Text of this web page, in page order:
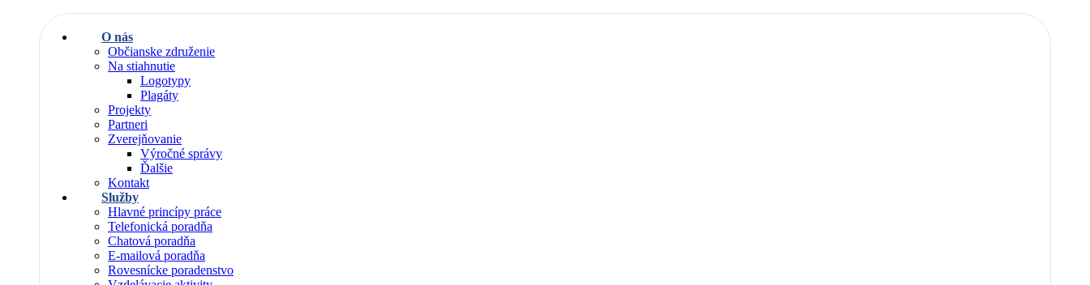
O nás
Občianske združenie
Na stiahnutie
Logotypy
Plagáty
Projekty
Partneri
Zverejňovanie
Výročné správy
Ďalšie
Kontakt
Služby
Hlavné princípy práce
Telefonická poradňa
Chatová poradňa
E-mailová poradňa
Rovesnícke poradenstvo